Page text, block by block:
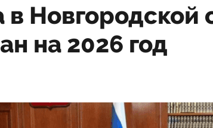
в
на 2026 год